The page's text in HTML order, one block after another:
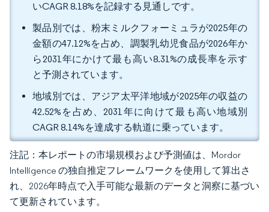
いCAGR 8.18%を記録する見通しです。
製品別では、粉末ミルクフォーミュラが2025年の
金額の47.12%を占め、調製乳幼児食品が2026年か
ら2031年にかけて最も高い8.31%の成長率を示す
と予測されています。
地域別では、アジア太平洋地域が2025年の収益の
42.52%を占め、2031年に向けて最も高い地域別
CAGR 8.14%を達成する軌道に乗っています。
注記：本レポートの市場規模および予測値は、Mordor
Intelligence の独自推定フレームワークを使用して算出さ
れ、2026年時点で入手可能な最新のデータと洞察に基づい
て更新されています。